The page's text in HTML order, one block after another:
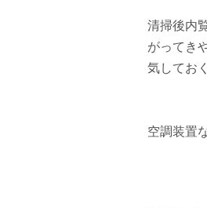
清掃後内
がってき
気してお
空調装置